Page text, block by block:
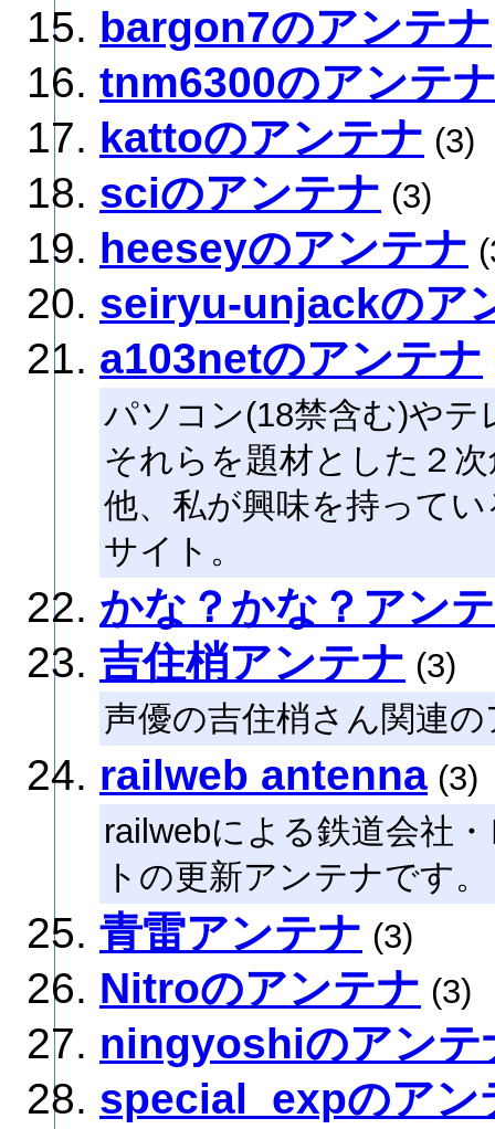
bargon7のアンテナ
tnm6300のアンテ
kattoのアンテナ (3)
sciのアンテナ (3)
heeseyのアンテナ
seiryu-unjackのア
a103netのアンテナ
パソコン(18禁含む)や
それらを題材とした２
他、私が興味を持って
サイト。
かな？かな？アン
吉住梢アンテナ (3)
声優の吉住梢さん関連
railweb antenna (3)
railwebによる鉄道会社
トの更新アンテナです。
青雷アンテナ (3)
Nitroのアンテナ (3)
ningyoshiのアンテ
special_expのアン